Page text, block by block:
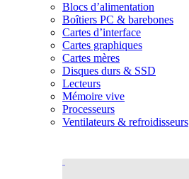
Blocs d’alimentation
Boîtiers PC & barebones
Cartes d’interface
Cartes graphiques
Cartes mères
Disques durs & SSD
Lecteurs
Mémoire vive
Processeurs
Ventilateurs & refroidisseurs